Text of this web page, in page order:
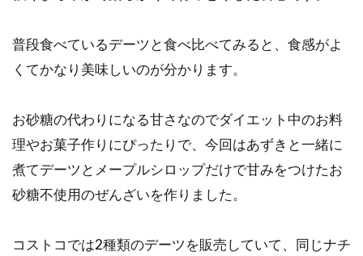
普段食べているデーツと食べ比べてみると、食感がよ
くてかなり美味しいのが分かります。
お砂糖の代わりになる甘さなのでダイエット中のお料
理やお菓子作りにぴったりで、今回はあずきと一緒に
煮てデーツとメープルシロップだけで甘みをつけたお
砂糖不使用のぜんざいを作りました。
コストコでは2種類のデーツを販売していて、同じナチ